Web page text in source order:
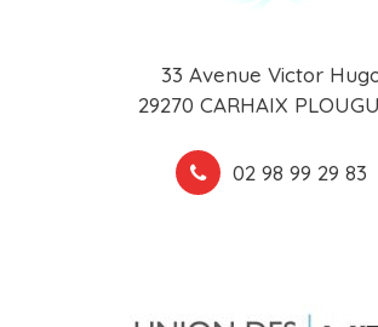
33 Avenue Victor
29270 CARHAIX
02 98 99 29 83